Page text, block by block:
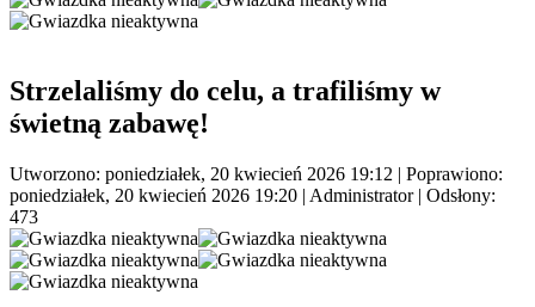
Strzelaliśmy do celu, a trafiliśmy w
świetną zabawę!
Utworzono: poniedziałek, 20 kwiecień 2026 19:12 | Poprawiono:
poniedziałek, 20 kwiecień 2026 19:20 | Administrator| Odsłony:
473